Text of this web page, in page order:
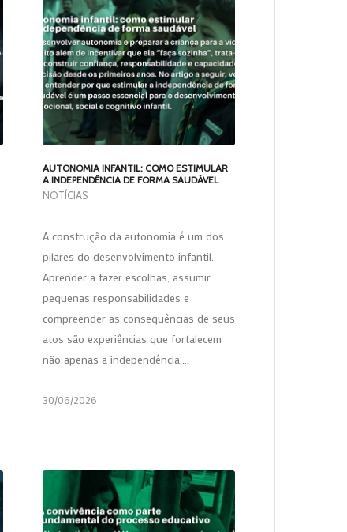
AUTONOMIA INFANTIL: COMO ESTIMULAR
A INDEPENDÊNCIA DE FORMA SAUDÁVEL
NOTÍCIAS
A construção da autonomia é um dos
pilares do desenvolvimento infantil.
Aprender a fazer escolhas, assumir
pequenas responsabilidades e
compreender as consequências de seus
atos são experiências que fortalecem
não apenas a independência,…
30/06/2026